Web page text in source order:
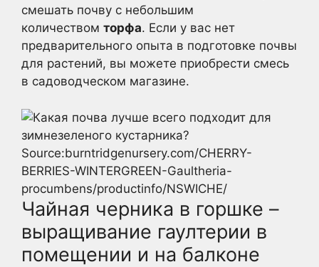
смешать почву с небольшим
количеством торфа. Если у вас нет
предварительного опыта в подготовке почвы
для растений, вы можете приобрести смесь
в садоводческом магазине.
Source:burntridgenursery.com/CHERRY-
BERRIES-WINTERGREEN-Gaultheria-
procumbens/productinfo/NSWICHE/
Чайная черника в горшке –
выращивание гаултерии в
помещении и на балконе